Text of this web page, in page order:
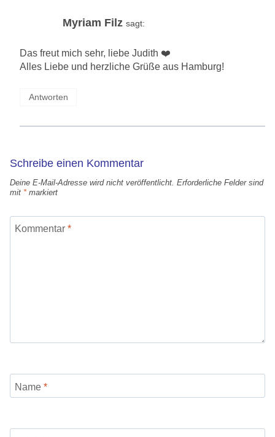
Myriam Filz sagt:
Das freut mich sehr, liebe Judith ❤️
Alles Liebe und herzliche Grüße aus Hamburg!
Antworten
Schreibe einen Kommentar
Deine E-Mail-Adresse wird nicht veröffentlicht. Erforderliche Felder sind
mit *markiert
Kommentar *
Name *